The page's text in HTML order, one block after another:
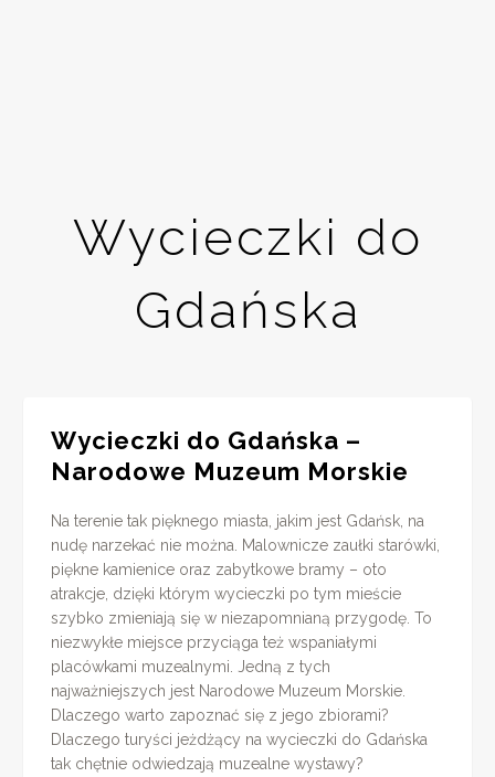
Wycieczki do
Gdańska
Wycieczki do Gdańska –
Narodowe Muzeum Morskie
Na terenie tak pięknego miasta, jakim jest Gdańsk, na
nudę narzekać nie można. Malownicze zaułki starówki,
piękne kamienice oraz zabytkowe bramy – oto
atrakcje, dzięki którym wycieczki po tym mieście
szybko zmieniają się w niezapomnianą przygodę. To
niezwykłe miejsce przyciąga też wspaniałymi
placówkami muzealnymi. Jedną z tych
najważniejszych jest Narodowe Muzeum Morskie.
Dlaczego warto zapoznać się z jego zbiorami?
Dlaczego turyści jeżdżący na wycieczki do Gdańska
tak chętnie odwiedzają muzealne wystawy?